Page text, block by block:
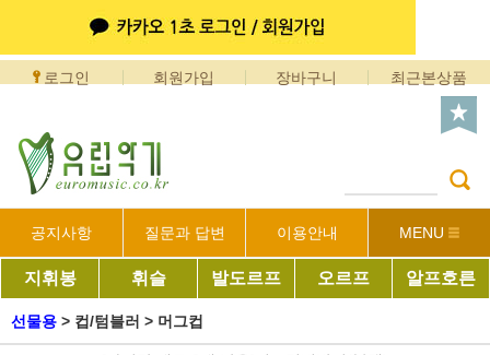
로그인 회원가입 장바구니 최근본상품
공지사항 질문과 답변 이용안내 MENU
지휘봉 휘슬 발도르프 오르프 알프호른
선물용 > 컵/텀블러 > 머그컵